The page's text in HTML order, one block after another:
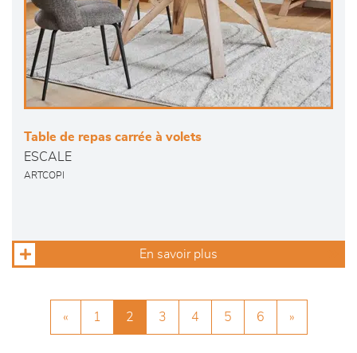
Table de repas carrée à volets
ESCALE
ARTCOPI
En savoir plus
« 1 2 3 4 5 6 »